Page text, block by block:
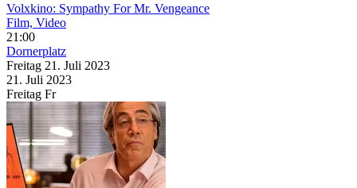
Volxkino: Sympathy For Mr. Vengeance
Film, Video
21:00
Dornerplatz
Freitag 21. Juli 2023
21. Juli 2023
Freitag Fr